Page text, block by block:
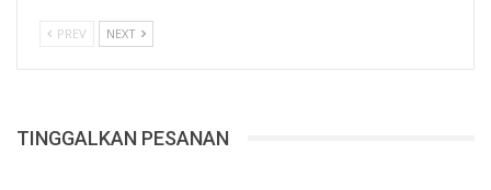
PREV NEXT
TINGGALKAN PESANAN